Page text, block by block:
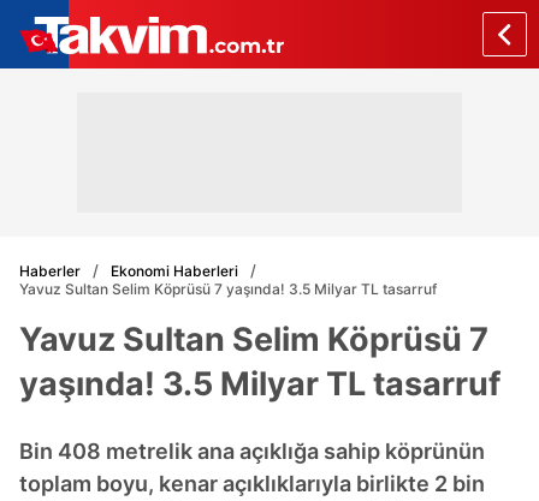
Haberler
Ekonomi Haberleri
Yavuz Sultan Selim Köprüsü 7 yaşında! 3.5 Milyar TL tasarruf
Yavuz Sultan Selim Köprüsü 7
yaşında! 3.5 Milyar TL tasarruf
Bin 408 metrelik ana açıklığa sahip köprünün
toplam boyu, kenar açıklıklarıyla birlikte 2 bin